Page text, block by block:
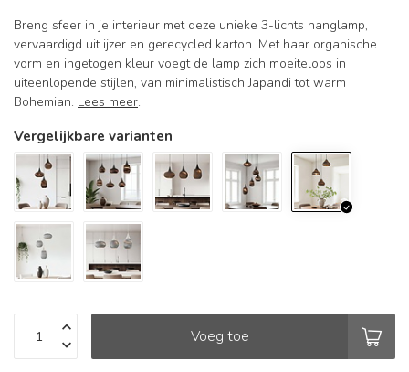
Breng sfeer in je interieur met deze unieke 3-lichts hanglamp,
vervaardigd uit ijzer en gerecycled karton. Met haar organische
vorm en ingetogen kleur voegt de lamp zich moeiteloos in
uiteenlopende stijlen, van minimalistisch Japandi tot warm
Bohemian. Lees meer.
Vergelijkbare varianten
Voeg toe